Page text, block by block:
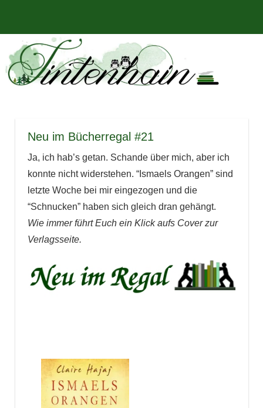
springen
Tintenhain
–
Der
Rezensionen
und
mehr
Neu im Bücherregal #21
Ja, ich hab’s getan. Schande über mich, aber ich
konnte nicht widerstehen. “Ismaels Orangen” sind
letzte Woche bei mir eingezogen und die
“Schnucken” haben sich gleich dran gehängt.
Wie immer führt Euch ein Klick aufs Cover zur
Verlagsseite.